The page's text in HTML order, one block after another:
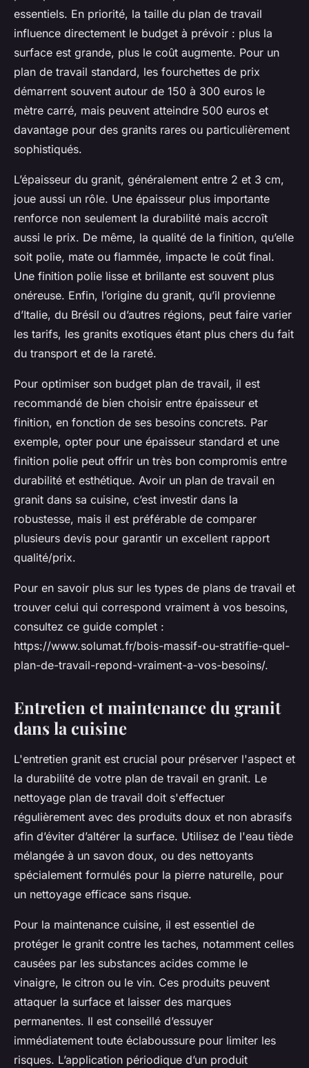
essentiels. En priorité, la taille du plan de travail
influence directement le budget à prévoir : plus la
surface est grande, plus le coût augmente. Pour un
plan de travail standard, les fourchettes de prix
démarrent souvent autour de 150 à 300 euros le
mètre carré, mais peuvent atteindre 500 euros et
davantage pour des granits rares ou particulièrement
sophistiqués.
L’épaisseur du granit, généralement entre 2 et 3 cm,
joue aussi un rôle. Une épaisseur plus importante
renforce non seulement la durabilité mais accroît
aussi le prix. De même, la qualité de la finition, qu’elle
soit polie, mate ou flammée, impacte le coût final.
Une finition polie lisse et brillante est souvent plus
onéreuse. Enfin, l’origine du granit, qu’il provienne
d’Italie, du Brésil ou d’autres régions, peut faire varier
les tarifs, les granits exotiques étant plus chers du fait
du transport et de la rareté.
Pour optimiser son budget plan de travail, il est
recommandé de bien choisir entre épaisseur et
finition, en fonction de ses besoins concrets. Par
exemple, opter pour une épaisseur standard et une
finition polie peut offrir un très bon compromis entre
durabilité et esthétique. Avoir un plan de travail en
granit dans sa cuisine, c’est investir dans la
robustesse, mais il est préférable de comparer
plusieurs devis pour garantir un excellent rapport
qualité/prix.
Pour en savoir plus sur les types de plans de travail et
trouver celui qui correspond vraiment à vos besoins,
consultez ce guide complet :
https://www.solumat.fr/bois-massif-ou-stratifie-quel-
plan-de-travail-repond-vraiment-a-vos-besoins/.
Entretien et maintenance du granit
dans la cuisine
L'entretien granit est crucial pour préserver l'aspect et
la durabilité de votre plan de travail en granit. Le
nettoyage plan de travail doit s'effectuer
régulièrement avec des produits doux et non abrasifs
afin d’éviter d’altérer la surface. Utilisez de l'eau tiède
mélangée à un savon doux, ou des nettoyants
spécialement formulés pour la pierre naturelle, pour
un nettoyage efficace sans risque.
Pour la maintenance cuisine, il est essentiel de
protéger le granit contre les taches, notamment celles
causées par les substances acides comme le
vinaigre, le citron ou le vin. Ces produits peuvent
attaquer la surface et laisser des marques
permanentes. Il est conseillé d’essuyer
immédiatement toute éclaboussure pour limiter les
risques. L’application périodique d’un produit